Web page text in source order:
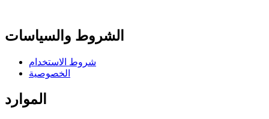
الشروط والسياسات
شروط الاستخدام
الخصوصية
الموارد